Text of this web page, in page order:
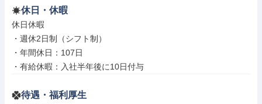
休日・休暇
休日休暇
・週休2日制（シフト制）
・年間休日：107日
・有給休暇：入社半年後に10日付与
待遇・福利厚生